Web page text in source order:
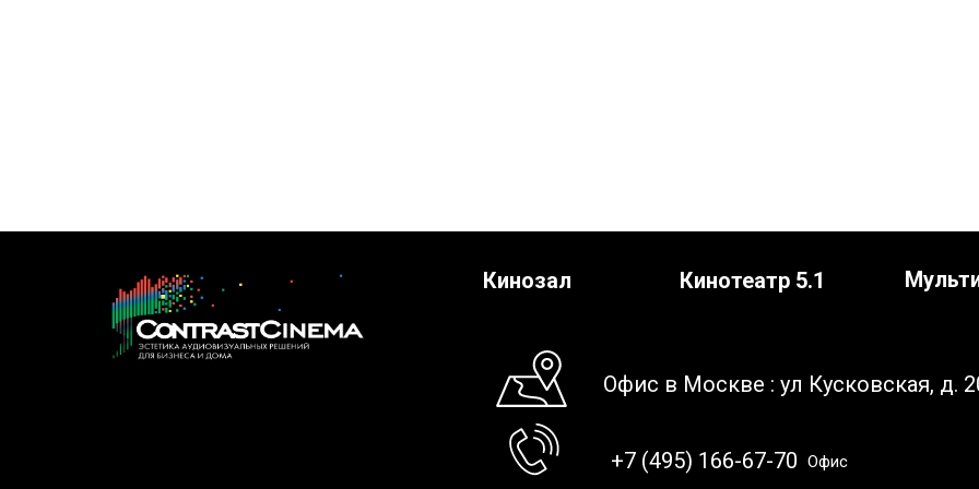
Кинотеатр 5.1
Кинозал
Офис в Москве : ул Кусковская, д.
+7 (495) 166-67-70 Офис